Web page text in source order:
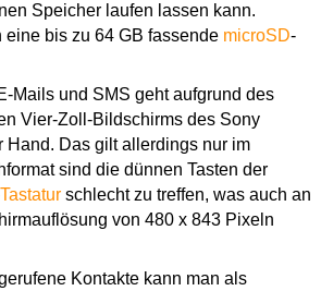
Speicher laufen lassen kann.
bis zu 64 GB fassende microSD-
Mails und SMS geht aufgrund des
Vier-Zoll-Bildschirms des Sony
Hand. Das gilt allerdings nur im
sind die dünnen Tasten der
schlecht zu treffen, was auch an
von 480 x 843 Pixeln
Kontakte kann man als